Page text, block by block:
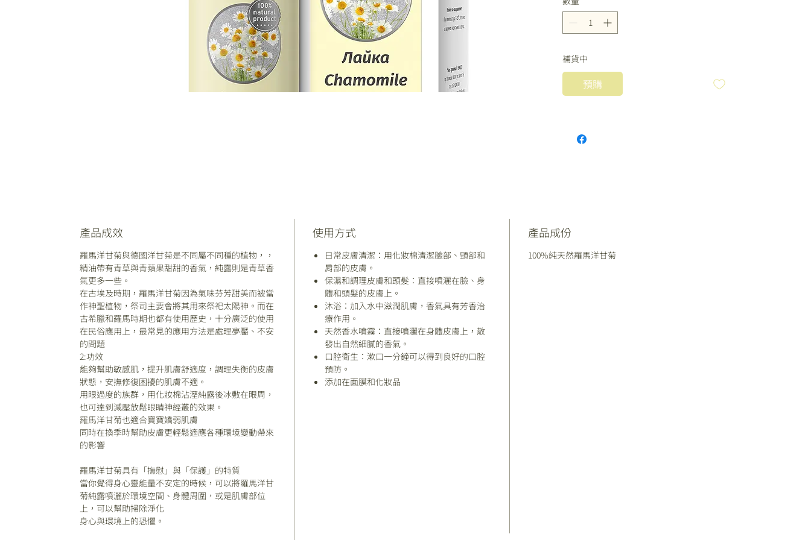
健康和保護皮膚的作用。
也稱為純露，是通過花朵的蒸餾過
溶性物質。它們中含有的精油量越
多，水的香氣就越濃，因此其有用
的特性也就越濃。同時，使用起來
補貨中
預購
產品成效
羅馬洋甘菊與德國洋甘菊是不同屬不同種的植物，，
精油帶有青草與青蘋果甜甜的香氣，純露則是青草香
氣更多一些。
在古埃及時期，羅馬洋甘菊因為氣味芬芳甜美而被當
作神聖植物，祭司主要會將其用來祭祀太陽神。而在
古希臘和羅馬時期也都有使用歷史，十分廣泛的使用
在民俗應用上，最常見的應用方法是處理夢靨、不安
的問題
2:功效
能夠幫助敏感肌，提升肌膚舒適度，調理失衡的皮膚
狀態，安撫修復困擾的肌膚不適。
用眼過度的族群，用化妝棉沾溼純露後冰敷在眼周，
也可達到減壓放鬆眼睛神經叢的效果。
羅馬洋甘菊也適合寶寶嬌弱肌膚
同時在換季時幫助皮膚更輕鬆適應各種環境變動帶來
的影響
羅馬洋甘菊具有「撫慰」與「保護」的特質
當你覺得身心靈能量不安定的時候，可以將羅馬洋甘
菊純露噴灑於環境空間、身體周圍，或是肌膚部位
上，可以幫助掃除淨化
身心與環境上的恐懼。
使用方式
日常皮膚清潔：用化妝棉清潔臉部、頸部和
肩部的皮膚。
保濕和調理皮膚和頭髮：直接噴灑在臉、身
體和頭髮的皮膚上。
沐浴：加入水中滋潤肌膚，香氣具有芳香治
療作用。
天然香水噴霧：直接噴灑在身體皮膚上，散
發出自然細膩的香氣。
口腔衛生：漱口一分鐘可以得到良好的口腔
預防。
添加在面膜和化妝品
產品成份
100%純天然羅馬洋甘菊